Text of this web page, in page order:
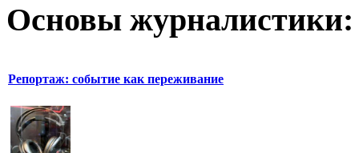
Основы журналистики:
Репортаж: событие как переживание